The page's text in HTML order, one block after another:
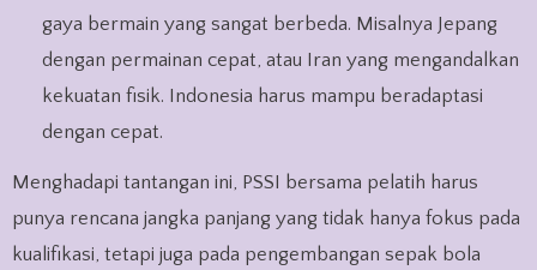
gaya bermain yang sangat berbeda. Misalnya Jepang
dengan permainan cepat, atau Iran yang mengandalkan
kekuatan fisik. Indonesia harus mampu beradaptasi
dengan cepat.
Menghadapi tantangan ini, PSSI bersama pelatih harus
punya rencana jangka panjang yang tidak hanya fokus pada
kualifikasi, tetapi juga pada pengembangan sepak bola